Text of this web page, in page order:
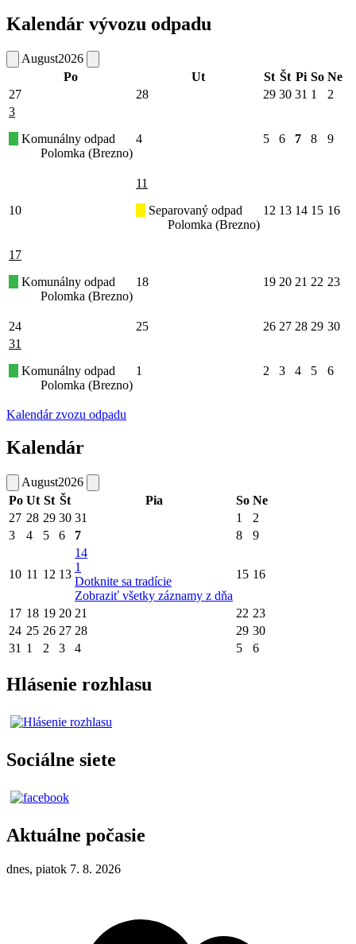
Kalendár vývozu odpadu
August2026
Po
Ut St Št Pi So Ne
27
28 29 30 31 1
2
3
Komunálny odpad
Polomka (Brezno)
4 5 6 7 8 9
10
11
Separovaný odpad
Polomka (Brezno)
12 13 14 15 16
17
Komunálny odpad
Polomka (Brezno)
18 19 20 21 22 23
24 25 26 27 28 29 30
31
Komunálny odpad
Polomka (Brezno)
1 2 3 4 5 6
Kalendár zvozu odpadu
Kalendár
August2026
Po Ut St Št Pia So Ne
27 28 29 30 31 1
2
3
4 5 6 7 8 9
10 11 12 13
14
1
Dotknite sa tradície
Zobraziť všetky záznamy z dňa
15 16
17 18 19 20 21 22 23
24 25 26 27 28 29 30
31 1 2 3 4 5 6
Hlásenie rozhlasu
Sociálne siete
Aktuálne počasie
dnes, piatok 7. 8. 2026